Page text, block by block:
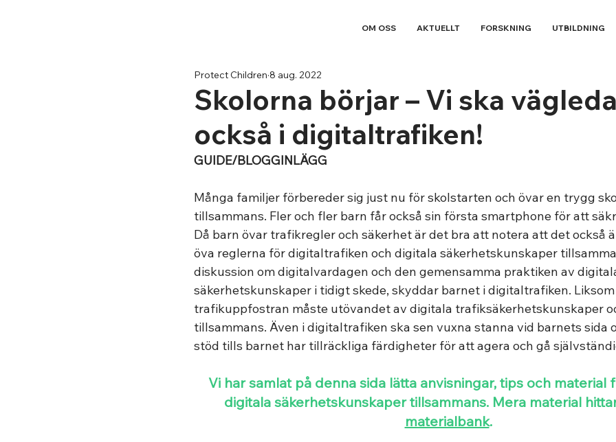
OM OSS AKTUELLT FORSKNING UTBILDNING
Skolorna börjar – Vi ska
också i digitaltrafiken!
Protect Children 8 aug. 2022
GUIDE/BLOGGINLÄGG
Många familjer förbereder sig just nu för skolstarten och övar en trygg
tillsammans. Fler och fler barn får också sin första smartphone för att
Då barn övar trafikregler och säkerhet är det bra att notera att det också
öva reglerna för digitaltrafiken och digitala säkerhetskunskaper
diskussion om digitalvardagen och den gemensamma praktiken av
säkerhetskunskaper i tidigt skede, skyddar barnet i digitaltrafiken.
trafikuppfostran måste utövandet av digitala trafiksäkerhetskunskaper
tillsammans. Även i digitaltrafiken ska sen vuxna stanna vid barnets sida
stöd tills barnet har tillräckliga färdigheter för att agera och gå
digitala säkerhetskunskaper tillsammans. Mera material
materialbank.